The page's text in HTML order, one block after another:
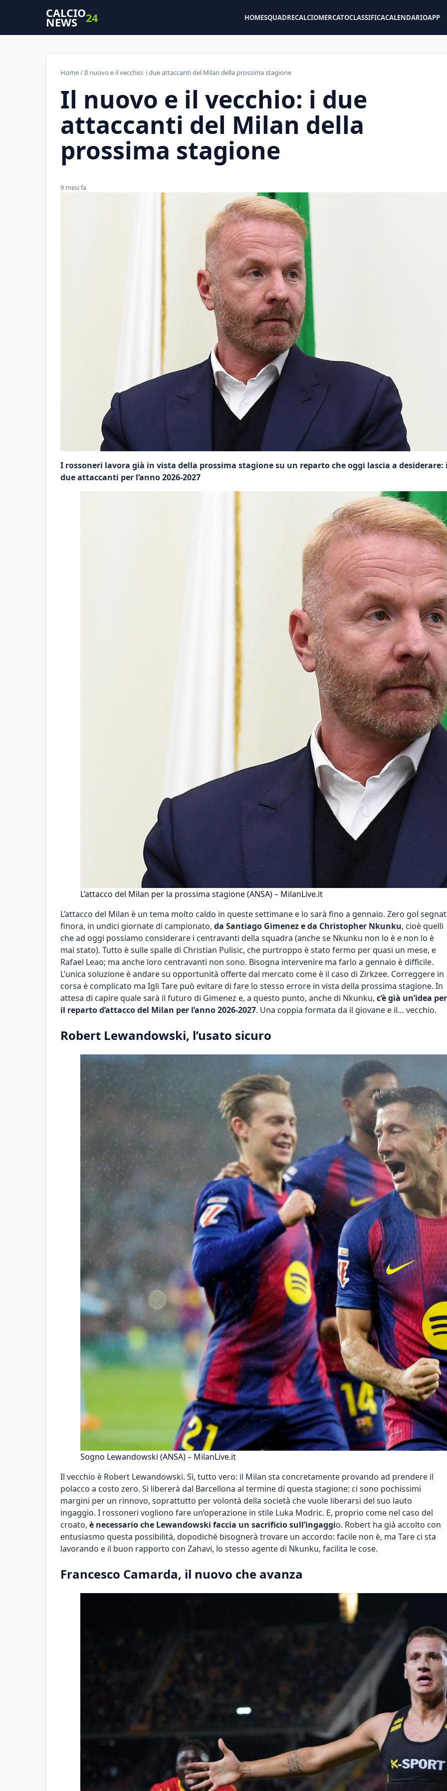
CALCIO
NEWS 24 HOMESQUADRECALCIOMERCATOCLASSIFICACALENDARIOAPP
Home/ Il nuovo e il vecchio: i due attaccanti del Milan della prossima stagione
Il nuovo e il vecchio: i due
attaccanti del Milan della
prossima stagione
9 mesi fa
I rossoneri lavora già in vista della prossima stagione su un reparto che oggi lascia a desiderare:
due attaccanti per l’anno 2026-2027
L’attacco del Milan per la prossima stagione (ANSA) – MilanLive.it
L’attacco del Milan è un tema molto caldo in queste settimane e lo sarà fino a gennaio. Zero gol
finora, in undici giornate di campionato, da Santiago Gimenez e da Christopher Nkunku, cioè quelli
che ad oggi possiamo considerare i centravanti della squadra (anche se Nkunku non lo è e non lo è
mai stato). Tutto è sulle spalle di Christian Pulisic, che purtroppo è stato fermo per quasi un mese, e
Rafael Leao; ma anche loro centravanti non sono. Bisogna intervenire ma farlo a gennaio è difficile.
L’unica soluzione è andare su opportunità offerte dal mercato come è il caso di Zirkzee. Correggere in
corsa è complicato ma Igli Tare può evitare di fare lo stesso errore in vista della prossima stagione. In
attesa di capire quale sarà il futuro di Gimenez e, a questo punto, anche di Nkunku, c’è già un’idea per
il reparto d’attacco del Milan per l’anno 2026-2027. Una coppia formata da il giovane e il… vecchio.
Robert Lewandowski, l’usato sicuro
Sogno Lewandowski (ANSA) – MilanLive.it
Il vecchio è Robert Lewandowski. Sì, tutto vero: il Milan sta concretamente provando ad prendere il
polacco a costo zero. Si libererà dal Barcellona al termine di questa stagione: ci sono pochissimi
margini per un rinnovo, soprattutto per volontà della società che vuole liberarsi del suo lauto
ingaggio. I rossoneri vogliono fare un’operazione in stile Luka Modric. E, proprio come nel caso del
croato, è necessario che Lewandowski faccia un sacrificio sull’ingaggio. Robert ha già accolto con
entusiasmo questa possibilità, dopodiché bisognerà trovare un accordo: facile non è, ma Tare ci sta
lavorando e il buon rapporto con Zahavi, lo stesso agente di Nkunku, facilita le cose.
Francesco Camarda, il nuovo che avanza